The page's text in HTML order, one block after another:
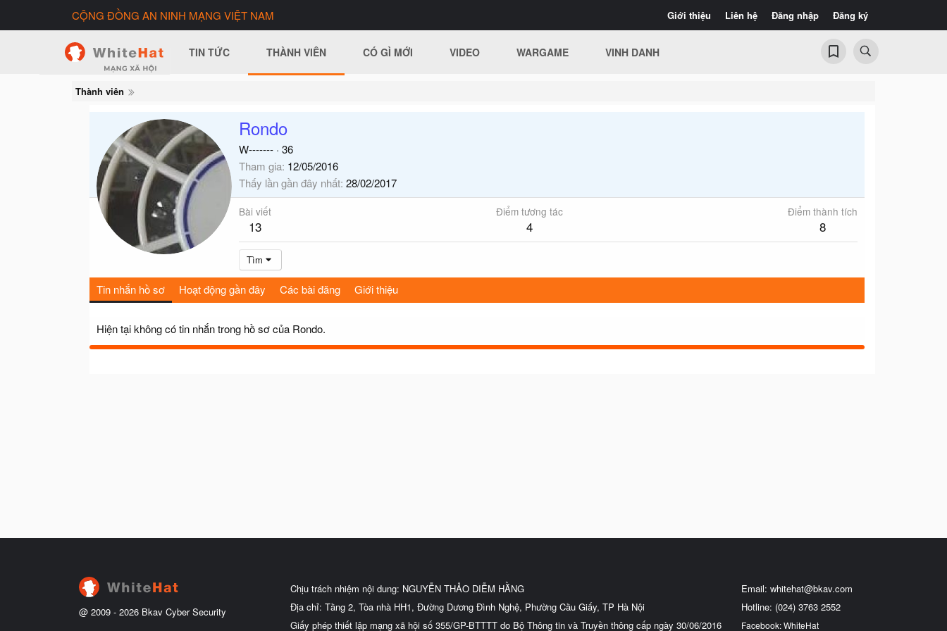
Giới thiệu Liên hệ Đăng nhập Đăng ký
CỘNG ĐỒNG AN NINH MẠNG VIỆT NAM
TIN TỨC THÀNH VIÊN CÓ GÌ MỚI VIDEO WARGAME VINH DANH
Thành viên
Rondo
W------- · 36
Tham gia 12/05/2016
Thấy lần gần đây nhất 28/02/2017
Bài viết
13
Điểm tương tác
4
Điểm thành tích
8
Tìm
Tin nhắn hồ sơ Hoạt động gần đây Các bài đăng Giới thiệu
Hiện tại không có tin nhắn trong hồ sơ của Rondo.
@ 2009 - 2026 Bkav Cyber Security
Chịu trách nhiệm nội dung: NGUYỄN THẢO DIỄM HẰNG
Địa chỉ: Tầng 2, Tòa nhà HH1, Đường Dương Đình Nghệ, Phường Cầu Giấy, TP Hà Nội
Giấy phép thiết lập mạng xã hội số 355/GP-BTTTT do Bộ Thông tin và Truyền thông cấp ngày 30/06/2016
Email: whitehat@bkav.com
Hotline: (024) 3763 2552
Facebook: WhiteHat